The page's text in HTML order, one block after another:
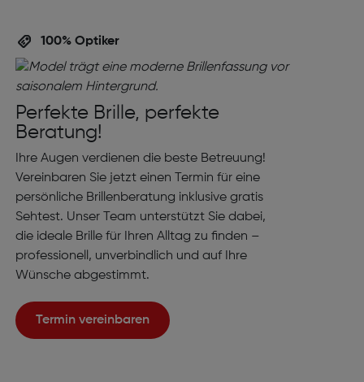
100% Optiker
Perfekte Brille, perfekte
Beratung!
Ihre Augen verdienen die beste Betreuung!
Vereinbaren Sie jetzt einen Termin für eine
persönliche Brillenberatung inklusive gratis
Sehtest. Unser Team unterstützt Sie dabei,
die ideale Brille für Ihren Alltag zu finden –
professionell, unverbindlich und auf Ihre
Wünsche abgestimmt.
Termin vereinbaren